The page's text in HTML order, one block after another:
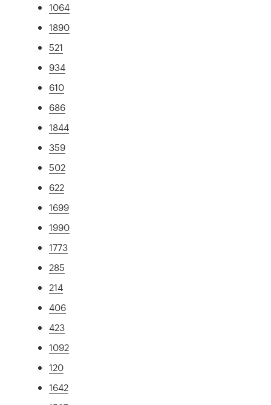
1064
1890
521
934
610
686
1844
359
502
622
1699
1990
1773
285
214
406
423
1092
120
1642